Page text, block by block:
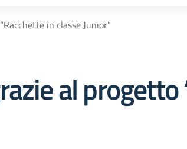
in classe Junior”
al